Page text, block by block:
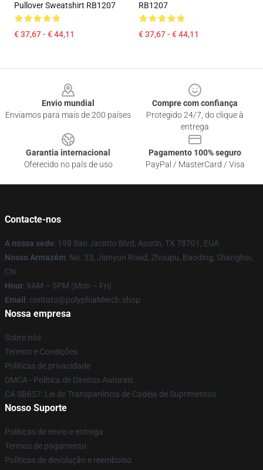
Pullover Sweatshirt RB1207
€ 37,67 - € 44,11
RB1207
€ 37,67 - € 44,11
Envio mundial
Enviamos para mais de 200 países
Compre com confiança
Protegido 24/7, do clique à
entrega
Garantia internacional
Oferecido no país de uso
Pagamento 100% seguro
PayPal / MasterCard / Visa
Contacte-nos
A nossa sede: 198 San Jacinto Blvd, Austin, TX 78701, EUA
Nosso Armazém: No. 33, Jianyun Road, Zhoupu, Baoding, Shanghai,
CN
Hour: 9AM – 5PM (Mon – Fri)
Email : contato@polyphiaMerch.shop
Nossa empresa
Sobre nós
Termos e Condições
Políticas de privacidade
DMCA - Política de Direitos Autorais
CA SB657: Lei de Transparência de Cadeia de Suprimentos
Nosso Suporte
Políticas de envio e entrega
Termos de pagamento
Políticas de devolução e reembolso